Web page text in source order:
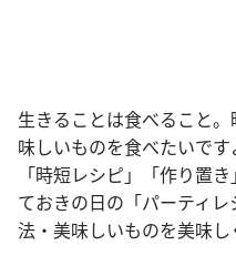
生きることは食べること
味しいものを食べたいで
「時短レシピ」「作り置
ておきの日の「パーティ
法・美味しいものを美味し